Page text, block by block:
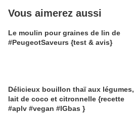
Vous aimerez aussi
Le moulin pour graines de lin de
#PeugeotSaveurs {test & avis}
Délicieux bouillon thaï aux légumes,
lait de coco et citronnelle {recette
#aplv #vegan #IGbas }